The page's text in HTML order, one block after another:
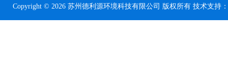
Copyright © 2026 苏州德利源环境科技有限公司 版权所有 技术支持：